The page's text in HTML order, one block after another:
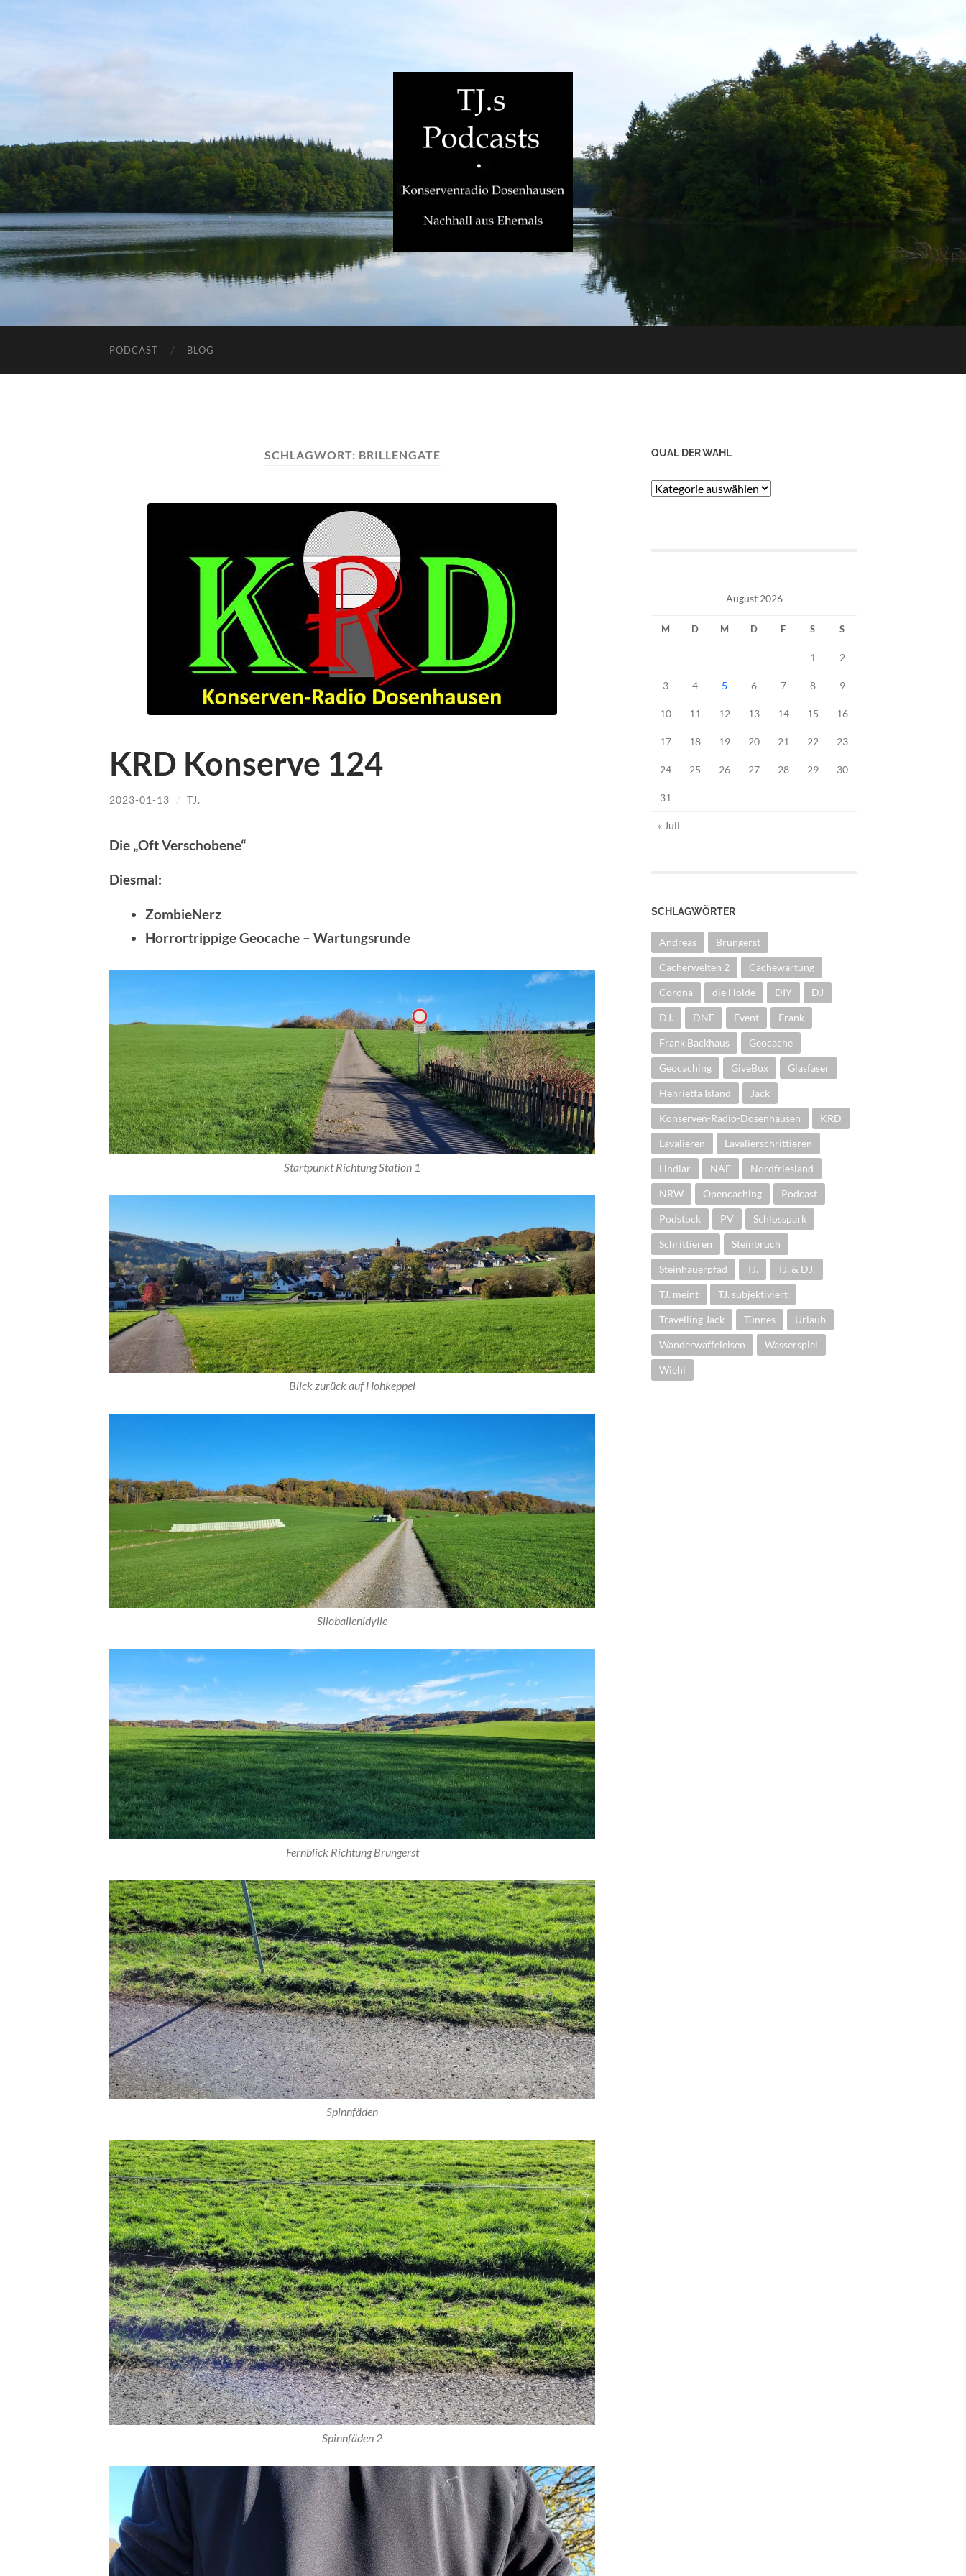
PODCAST BLOG
SCHLAGWORT: BRILLENGATE
KRD Konserve 124
2023-01-13 / TJ.
Die „Oft Verschobene“
Diesmal:
ZombieNerz
Horrortrippige Geocache – Wartungsrunde
Startpunkt Richtung Station 1
Blick zurück auf Hohkeppel
Siloballenidylle
Fernblick Richtung Brungerst
Spinnfäden
Spinnfäden 2
QUAL DER WAHL
Qual
August 2026
M D M D F S S
1 2
3 4 5 6 7 8 9
10 11 12 13 14 15 16
17 18 19 20 21 22 23
24 25 26 27 28 29 30
31
« Juli
SCHLAGWÖRTER
Andreas Brungerst
Cacherwelten 2 Cachewartung
Corona die Holde DIY DJ
DJ. DNF Event Frank
Frank Backhaus Geocache
Geocaching GiveBox Glasfaser
Henrietta Island Jack
Konserven-Radio-Dosenhausen KRD
Lavalieren Lavalierschrittieren
Lindlar NAE Nordfriesland
NRW Opencaching Podcast
Podstock PV Schlosspark
Schrittieren Steinbruch
Steinhauerpfad TJ. TJ. & DJ.
TJ. meint TJ. subjektiviert
Travelling Jack Tünnes Urlaub
Wanderwaffeleisen Wasserspiel
Wiehl